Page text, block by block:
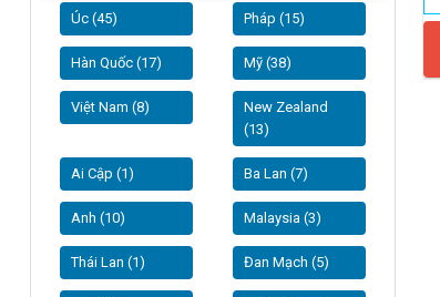
Úc (45) Pháp (15)
Hàn Quốc (17) Mỹ (38)
Việt Nam (8)
New Zealand
(13)
Ai Cập (1) Ba Lan (7)
Anh (10) Malaysia (3)
Thái Lan (1) Đan Mạch (5)